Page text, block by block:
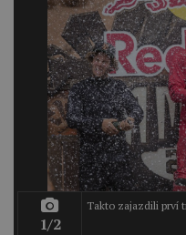
1/2
Takto zajazdili prví